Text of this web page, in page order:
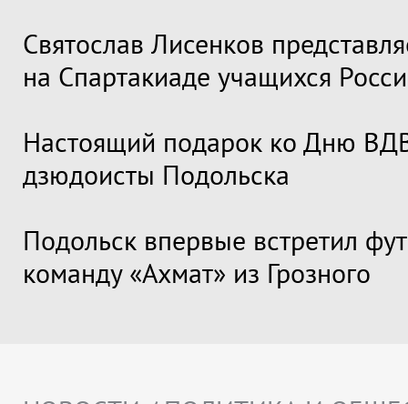
Святослав Лисенков
на Спартакиаде учащихся
Настоящий подарок ко Дню
дзюдоисты Подольска
Подольск впервые встретил
команду «Ахмат» из Грозного